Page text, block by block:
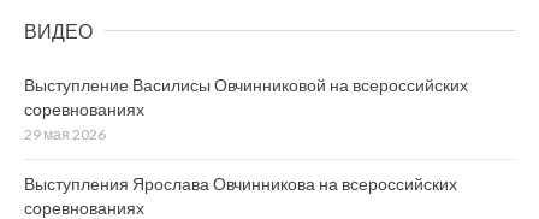
ВИДЕО
Выступление Василисы Овчинниковой на всероссийских
соревнованиях
29 мая 2026
Выступления Ярослава Овчинникова на всероссийских
соревнованиях